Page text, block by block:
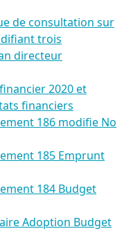
de consultation sur
trois
directeur
2020 et
financiers
186 modifie No
185 Emprunt
184 Budget
Adoption Budget